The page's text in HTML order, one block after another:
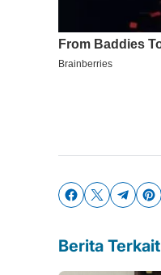
Berita Terkait